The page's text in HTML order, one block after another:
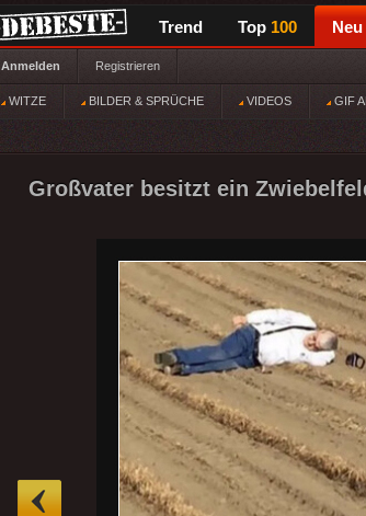
Trend Top 100 Neu
Anmelden Registrieren
WITZE BILDER & SPRÜCHE VIDEOS GIF
Großvater besitzt ein